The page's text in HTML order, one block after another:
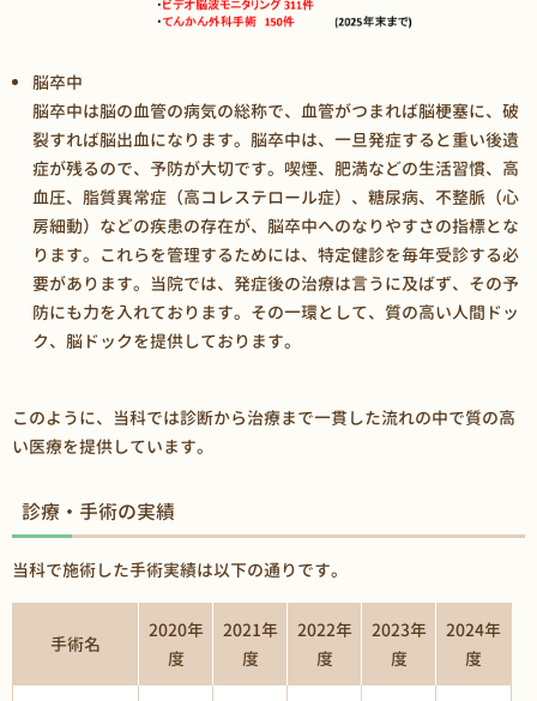
脳卒中
脳卒中は脳の血管の病気の総称で、血管がつまれば脳梗塞に、破
裂すれば脳出血になります。脳卒中は、一旦発症すると重い後遺
症が残るので、予防が大切です。喫煙、肥満などの生活習慣、高
血圧、脂質異常症（高コレステロール症）、糖尿病、不整脈（心
房細動）などの疾患の存在が、脳卒中へのなりやすさの指標とな
ります。これらを管理するためには、特定健診を毎年受診する必
要があります。当院では、発症後の治療は言うに及ばず、その予
防にも力を入れております。その一環として、質の高い人間ドッ
ク、脳ドックを提供しております。
このように、当科では診断から治療まで一貫した流れの中で質の高
い医療を提供しています。
診療・手術の実績
当科で施術した手術実績は以下の通りです。
手術名
2020年
度
2021年
度
2022年
度
2023年
度
2024年
度